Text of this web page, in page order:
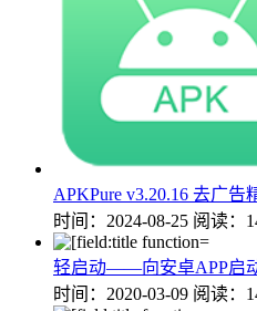
APKPure v3.20.16 去广
时间：2024-08-25 阅读：
轻启动——向安卓APP启动
时间：2020-03-09 阅读：